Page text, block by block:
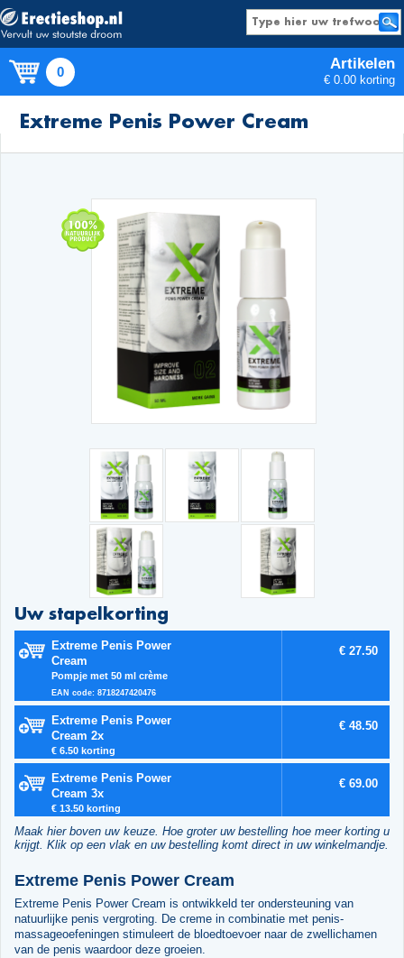
0 Artikelen
€ 0.00 korting
Producten
Extreme Penis Power Cream
Uw stapelkorting
Extreme Penis Power
Cream
Pompje met 50 ml crème
EAN code: 8718247420476
€ 27.50
Extreme Penis Power
Cream 2x
€ 6.50 korting
€ 48.50
Extreme Penis Power
Cream 3x
€ 13.50 korting
€ 69.00
Maak hier boven uw keuze. Hoe groter uw bestelling hoe meer korting u
krijgt. Klik op een vlak en uw bestelling komt direct in uw winkelmandje.
Extreme Penis Power Cream
Extreme Penis Power Cream is ontwikkeld ter ondersteuning van
natuurlijke penis vergroting. De creme in combinatie met penis-
massageoefeningen stimuleert de bloedtoevoer naar de zwellichamen
van de penis waardoor deze groeien.